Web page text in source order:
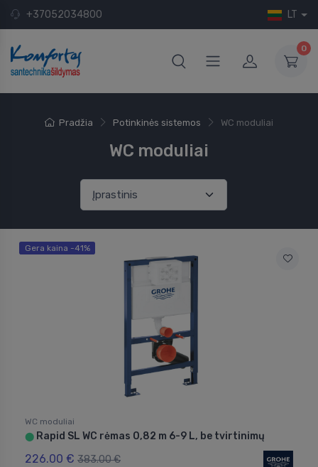
+37052034800 LT
0
Pradžia Potinkinės sistemos WC moduliai
WC moduliai
Gera kaina -41%
WC moduliai
⬤ Rapid SL WC rėmas 0,82 m 6-9 L, be tvirtinimų
226.00 € 383.00 €